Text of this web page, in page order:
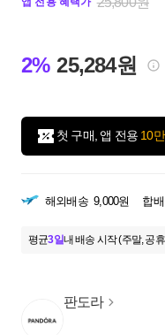
2% 25,284원
첫 구매, 앱 전용 10
해외배송 9,000원 합
평균3일내 배송 시작 (주말, 공
판도라